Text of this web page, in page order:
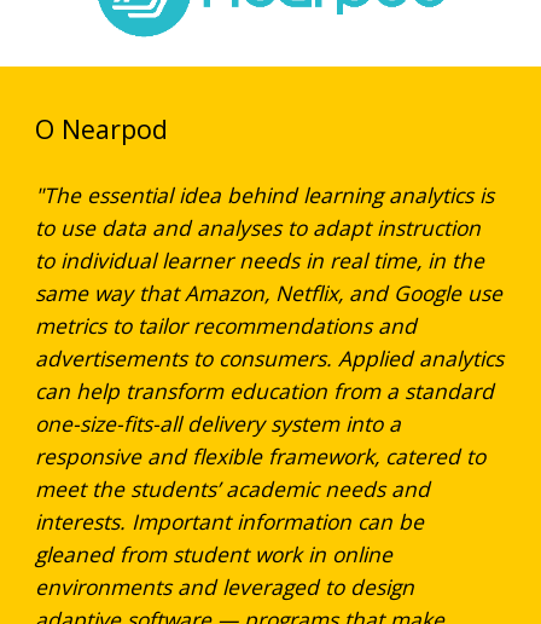
O Nearpod
"The essential idea behind learning analytics is
to use data and analyses to adapt instruction
to individual learner needs in real time, in the
same way that Amazon, Netflix, and Google use
metrics to tailor recommendations and
advertisements to consumers. Applied analytics
can help transform education from a standard
one-size-fits-all delivery system into a
responsive and flexible framework, catered to
meet the students’ academic needs and
interests. Important information can be
gleaned from student work in online
environments and leveraged to design